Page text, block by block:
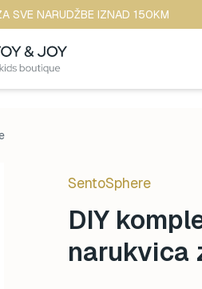
SVE NARUDŽBE IZNAD 150KM
SentoSphere
DIY
narukvica